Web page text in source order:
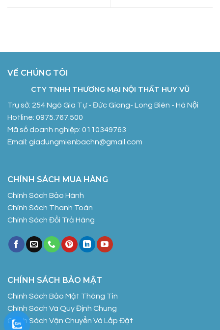
VỀ CHÚNG TÔI
CTY TNHH THƯƠNG MẠI NỘI THẤT HUY VŨ
Trụ sở: 254 Ngô Gia Tự - Đức Giang- Long Biên - Hà Nội
Hotline: 0975.767.500
Mã số doanh nghiệp: 0110349763
Email: giadungmienbachn@gmail.com
CHÍNH SÁCH MUA HÀNG
Chính Sách Bảo Hành
Chính Sách Thanh Toán
Chính Sách Đổi Trả Hàng
CHÍNH SÁCH BẢO MẬT
Chính Sách Bảo Mật Thông Tin
Chính Sách Và Quy Định Chung
Chính Sách Vận Chuyển Và Lắp Đặt